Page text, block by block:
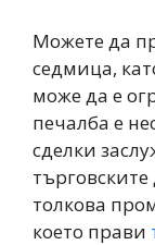
Можете да
седмица,
може да е
печалба е
сделки
толкова
което прави